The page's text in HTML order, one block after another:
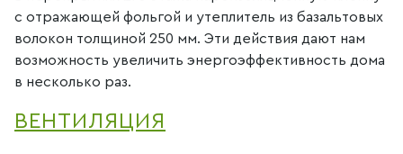
с отражающей фольгой и утеплитель из базальтовых
волокон толщиной 250 мм. Эти действия дают нам
возможность увеличить энергоэффективность дома
в несколько раз.
ВЕНТИЛЯЦИЯ